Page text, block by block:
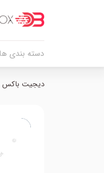
دسته بندی
دیجیت باکس